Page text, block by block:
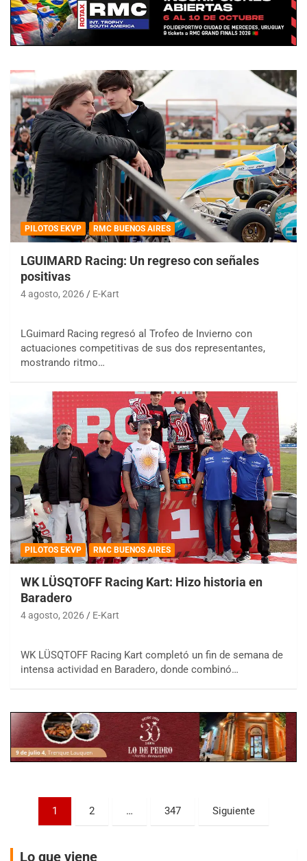
PILOTOS EKVP RMC BUENOS AIRES
LGUIMARD Racing: Un regreso con señales
positivas
4 agosto, 2026 E-Kart
LGuimard Racing regresó al Trofeo de Invierno con
actuaciones competitivas de sus dos representantes,
mostrando ritmo…
PILOTOS EKVP RMC BUENOS AIRES
WK LÜSQTOFF Racing Kart: Hizo historia en
Baradero
4 agosto, 2026 E-Kart
WK LÜSQTOFF Racing Kart completó un fin de semana de
intensa actividad en Baradero, donde combinó…
Paginación
entradas
1 2 … 347 Siguiente
Lo que viene
COBERTURA ESPECIAL DE E-KART.COM.AR
08/09-AGO
Baradero (Buenos Aires)
KDO - F6
Ciudad de Trenque Lauquen (Asfalto)
Trenque Lauquen (Buenos Aires)
Villaguay (Entre Ríos)
El Cerro (Tierra)